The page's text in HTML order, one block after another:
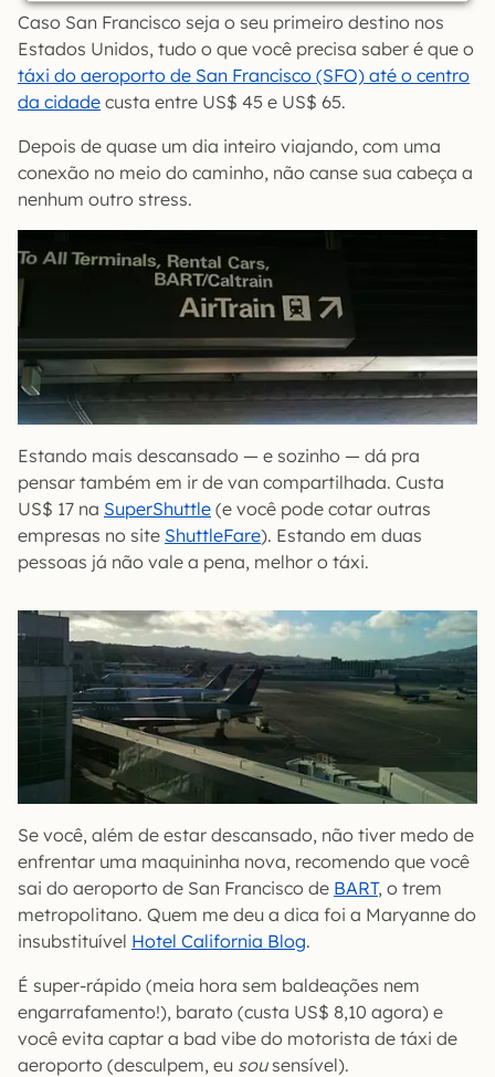
Caso San Francisco seja o seu primeiro destino nos
Estados Unidos, tudo o que você precisa saber é que o
táxi do aeroporto de San Francisco (SFO) até o centro
da cidade custa entre US$ 45 e US$ 65.
Depois de quase um dia inteiro viajando, com uma
conexão no meio do caminho, não canse sua cabeça a
nenhum outro stress.
Estando mais descansado — e sozinho — dá pra
pensar também em ir de van compartilhada. Custa
US$ 17 na SuperShuttle (e você pode cotar outras
empresas no site ShuttleFare). Estando em duas
pessoas já não vale a pena, melhor o táxi.
Se você, além de estar descansado, não tiver medo de
enfrentar uma maquininha nova, recomendo que você
sai do aeroporto de San Francisco de BART, o trem
metropolitano. Quem me deu a dica foi a Maryanne do
insubstituível Hotel California Blog.
É super-rápido (meia hora sem baldeações nem
engarrafamento!), barato (custa US$ 8,10 agora) e
você evita captar a bad vibe do motorista de táxi de
aeroporto (desculpem, eu sou sensível).